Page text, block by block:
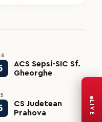
ACS Sepsi-SIC Sf.
Gheorghe
CS Judetean
Prahova
LIVE